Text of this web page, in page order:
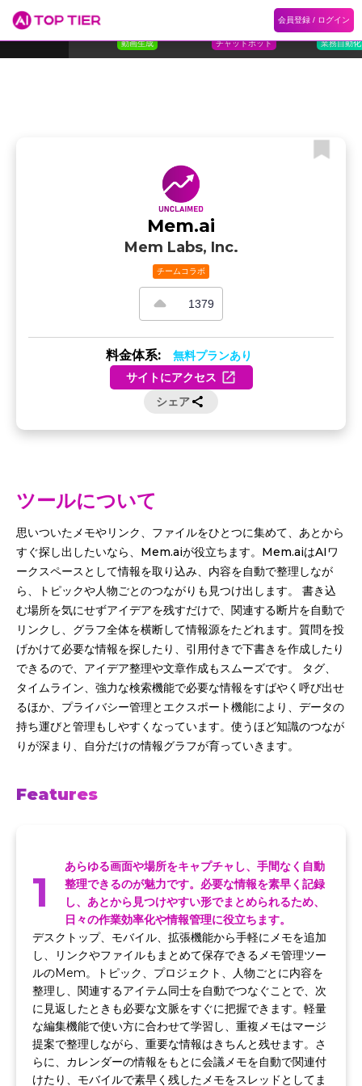
会員登録 / ログイン
ランキング
動画生成 チャットボット
3
Flokzu
業務自動化
Mem.ai
Mem Labs, Inc.
チームコラボ
1379
料金体系: 無料プランあり
サイトにアクセス
シェア
ツールについて
思いついたメモやリンク、ファイルをひとつに集めて、あとから
すぐ探し出したいなら、Mem.aiが役立ちます。Mem.aiはAIワ
ークスペースとして情報を取り込み、内容を自動で整理しなが
ら、トピックや人物ごとのつながりも見つけ出します。 書き込
む場所を気にせずアイデアを残すだけで、関連する断片を自動で
リンクし、グラフ全体を横断して情報源をたどれます。質問を投
げかけて必要な情報を探したり、引用付きで下書きを作成したり
できるので、アイデア整理や文章作成もスムーズです。 タグ、
タイムライン、強力な検索機能で必要な情報をすばやく呼び出せ
るほか、プライバシー管理とエクスポート機能により、データの
持ち運びと管理もしやすくなっています。使うほど知識のつなが
りが深まり、自分だけの情報グラフが育っていきます。
Features
1
あらゆる画面や場所をキャプチャし、手間なく自動
整理できるのが魅力です。必要な情報を素早く記録
し、あとから見つけやすい形でまとめられるため、
日々の作業効率化や情報管理に役立ちます。
デスクトップ、モバイル、拡張機能から手軽にメモを追加
し、リンクやファイルもまとめて保存できるメモ管理ツー
ルのMem。トピック、プロジェクト、人物ごとに内容を
整理し、関連するアイテム同士を自動でつなぐことで、次
に見返したときも必要な文脈をすぐに把握できます。軽量
な編集機能で使い方に合わせて学習し、重複メモはマージ
提案で整理しながら、重要な情報はきちんと残せます。さ
らに、カレンダーの情報をもとに会議メモを自動で関連付
けたり、モバイルで素早く残したメモをスレッドとしてま
ホーム 記事